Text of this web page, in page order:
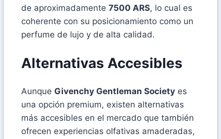
de aproximadamente 7500 ARS, lo cual es
coherente con su posicionamiento como un
perfume de lujo y de alta calidad.
Alternativas Accesibles
Aunque Givenchy Gentleman Society es
una opción premium, existen alternativas
más accesibles en el mercado que también
ofrecen experiencias olfativas amaderadas,